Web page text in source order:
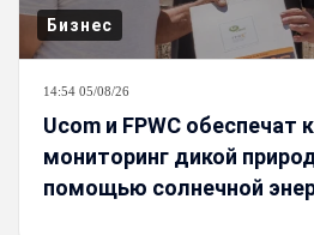
Бизнес
14:54 05/08/26
Ucom и FPWC обеспечат
мониторинг дикой
помощью солнечной